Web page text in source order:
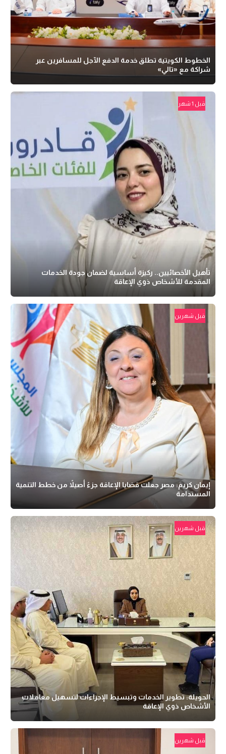
الخطوط الكويتية تطلق خدمة الدفع الآجل للمسافرين عبر
شراكة مع «تالي»
قبل 1 شهر
تأهيل الأخصائيين.. ركيزة أساسية لضمان جودة الخدمات
المقدمة للأشخاص ذوي الإعاقة
قبل شهرين
إيمان كريم: مصر جعلت قضايا الإعاقة جزءً أصيلاً من خطط التنمية
المستدامة
قبل شهرين
الحويلة: تطوير الخدمات وتبسيط الإجراءات لتسهيل معاملات
الأشخاص ذوي الإعاقة
قبل شهرين